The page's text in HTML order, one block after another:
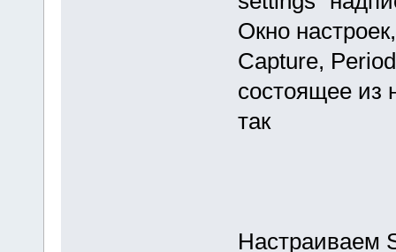
Окно
Capture,
состоящее из
так
Настраиваем